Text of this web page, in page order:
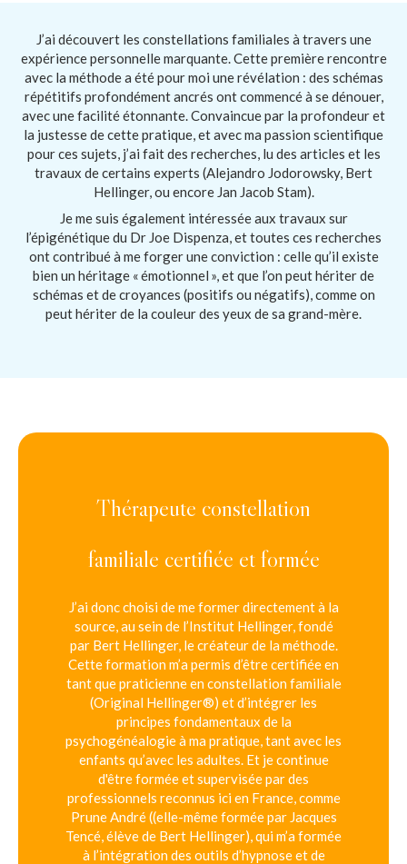
J’ai découvert les constellations familiales à travers une
expérience personnelle marquante. Cette première rencontre
avec la méthode a été pour moi une révélation : des schémas
répétitifs profondément ancrés ont commencé à se dénouer,
avec une facilité étonnante. Convaincue par la profondeur et
la justesse de cette pratique, et avec ma passion scientifique
pour ces sujets, j’ai fait des recherches, lu des articles et les
travaux de certains experts (Alejandro Jodorowsky, Bert
Hellinger, ou encore Jan Jacob Stam).
Je me suis également intéressée aux travaux sur
l’épigénétique du Dr Joe Dispenza, et toutes ces recherches
ont contribué à me forger une conviction : celle qu’il existe
bien un héritage « émotionnel », et que l’on peut hériter de
schémas et de croyances (positifs ou négatifs), comme on
peut hériter de la couleur des yeux de sa grand-mère.
Thérapeute constellation
familiale certifiée et formée
J’ai donc choisi de me former directement à la
source, au sein de l’Institut Hellinger, fondé
par Bert Hellinger, le créateur de la méthode.
Cette formation m’a permis d’être certifiée en
tant que praticienne en constellation familiale
(Original Hellinger®) et d’intégrer les
principes fondamentaux de la
psychogénéalogie à ma pratique, tant avec les
enfants qu’avec les adultes. Et je continue
d'être formée et supervisée par des
professionnels reconnus ici en France, comme
Prune André ((elle-même formée par Jacques
Tencé, élève de Bert Hellinger), qui m’a formée
à l’intégration des outils d’hypnose et de